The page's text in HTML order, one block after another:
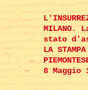
stato
LA
8 Maggio